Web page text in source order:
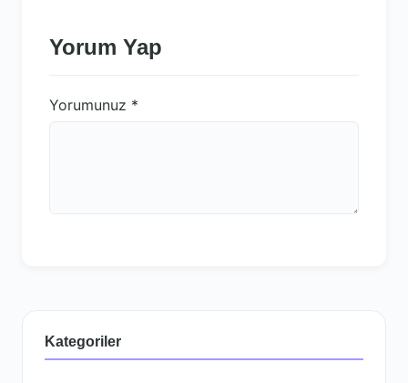
Yorum Yap
Yorumunuz *
Kategoriler